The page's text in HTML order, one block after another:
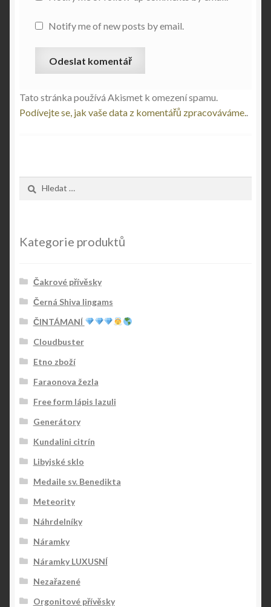
Notify me of new posts by email.
Tato stránka používá Akismet k omezení spamu.
Podívejte se, jak vaše data z komentářů zpracováváme..
Kategorie produktů
Čakrové přívěsky
Černá Shiva lingams
ČINTÁMANÍ
Cloudbuster
Etno zboží
Faraonova žezla
Free form lápis lazuli
Generátory
Kundalini citrín
Libyjské sklo
Medaile sv. Benedikta
Meteority
Náhrdelníky
Náramky
Náramky LUXUSNÍ
Nezařazené
Orgonitové přívěsky